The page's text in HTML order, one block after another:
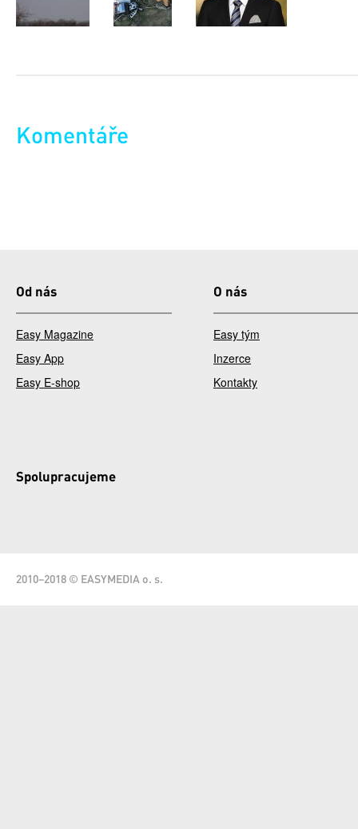
Komentáře
Od nás
Easy Magazine
Easy App
Easy E-shop
O nás
Easy tým
Inzerce
Kontakty
Spolupracujeme
2010–2018 © EASYMEDIA o. s.